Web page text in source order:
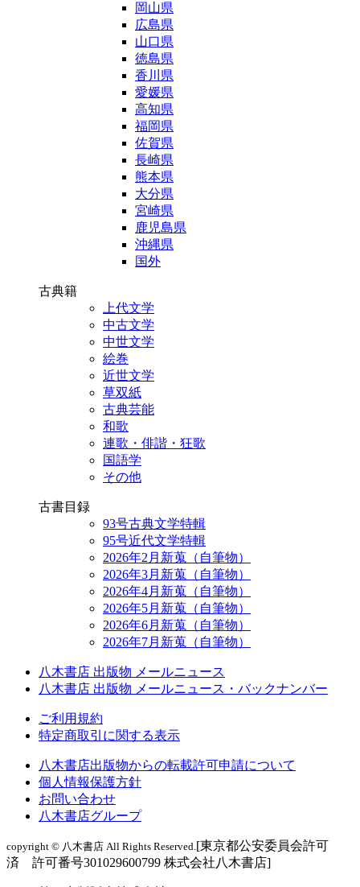
岡山県
広島県
山口県
徳島県
香川県
愛媛県
高知県
福岡県
佐賀県
長崎県
熊本県
大分県
宮崎県
鹿児島県
沖縄県
国外
古典籍
上代文学
中古文学
中世文学
絵巻
近世文学
草双紙
古典芸能
和歌
連歌・俳諧・狂歌
国語学
その他
古書目録
93号古典文学特輯
95号近代文学特輯
2026年2月新蒐（自筆物）
2026年3月新蒐（自筆物）
2026年4月新蒐（自筆物）
2026年5月新蒐（自筆物）
2026年6月新蒐（自筆物）
2026年7月新蒐（自筆物）
八木書店 出版物 メールニュース
八木書店 出版物 メールニュース・バックナンバー
ご利用規約
特定商取引に関する表示
八木書店出版物からの転載許可申請について
個人情報保護方針
お問い合わせ
八木書店グループ
copyright © 八木書店 All Rights Reserved.[東京都公安委員会許可
済 許可番号301029600799 株式会社八木書店]